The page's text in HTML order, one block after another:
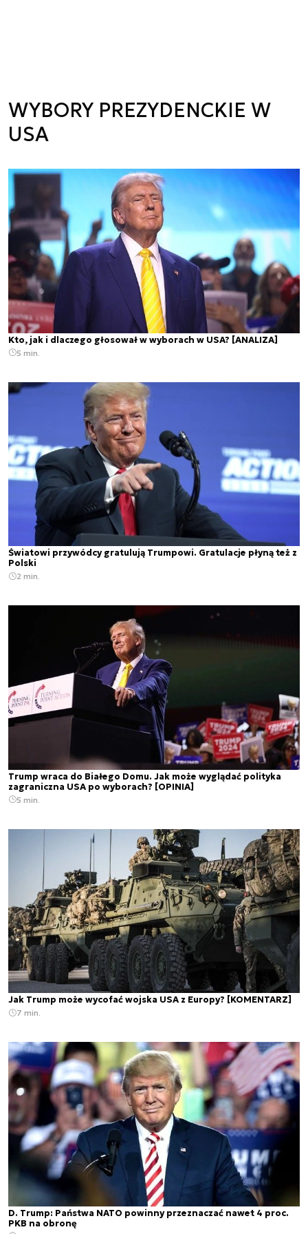
WYBORY PREZYDENCKIE W
USA
Kto, jak i dlaczego głosował w wyborach w USA? [ANALIZA]
5 min.
Światowi przywódcy gratulują Trumpowi. Gratulacje płyną też z
Polski
2 min.
Trump wraca do Białego Domu. Jak może wyglądać polityka
zagraniczna USA po wyborach? [OPINIA]
5 min.
Jak Trump może wycofać wojska USA z Europy? [KOMENTARZ]
7 min.
D. Trump: Państwa NATO powinny przeznaczać nawet 4 proc.
PKB na obronę